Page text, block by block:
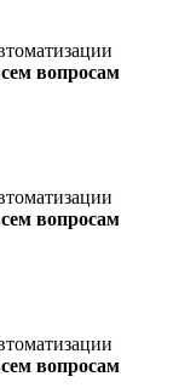
вопросам
вопросам
вопросам